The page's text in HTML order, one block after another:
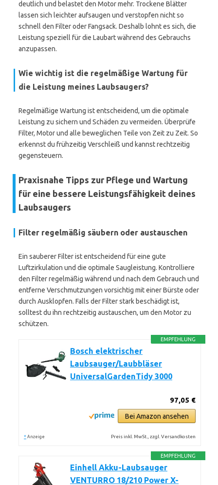
deutlich und belastet den Motor mehr. Trockene Blätter
lassen sich leichter aufsaugen und verstopfen nicht so
schnell den Filter oder Fangsack. Deshalb lohnt es sich, die
Leistung speziell für die Laubart während des Gebrauchs
anzupassen.
Wie wichtig ist die regelmäßige Wartung für
die Leistung meines Laubsaugers?
Regelmäßige Wartung ist entscheidend, um die optimale
Leistung zu sichern und Schäden zu vermeiden. Überprüfe
Filter, Motor und alle beweglichen Teile von Zeit zu Zeit. So
erkennst du frühzeitig Verschleiß und kannst rechtzeitig
gegensteuern.
Praxisnahe Tipps zur Pflege und Wartung
für eine bessere Leistungsfähigkeit deines
Laubsaugers
Filter regelmäßig säubern oder austauschen
Ein sauberer Filter ist entscheidend für eine gute
Luftzirkulation und die optimale Saugleistung. Kontrolliere
den Filter regelmäßig während und nach dem Gebrauch und
entferne Verschmutzungen vorsichtig mit einer Bürste oder
durch Ausklopfen. Falls der Filter stark beschädigt ist,
solltest du ihn rechtzeitig austauschen, um den Motor zu
schützen.
EMPFEHLUNG
Bosch elektrischer
Laubsauger/Laubbläser
UniversalGardenTidy 3000
97,05 €
Bei Amazon ansehen
* Anzeige Preis inkl. MwSt., zzgl. Versandkosten
EMPFEHLUNG
Einhell Akku-Laubsauger
VENTURRO 18/210 Power X-